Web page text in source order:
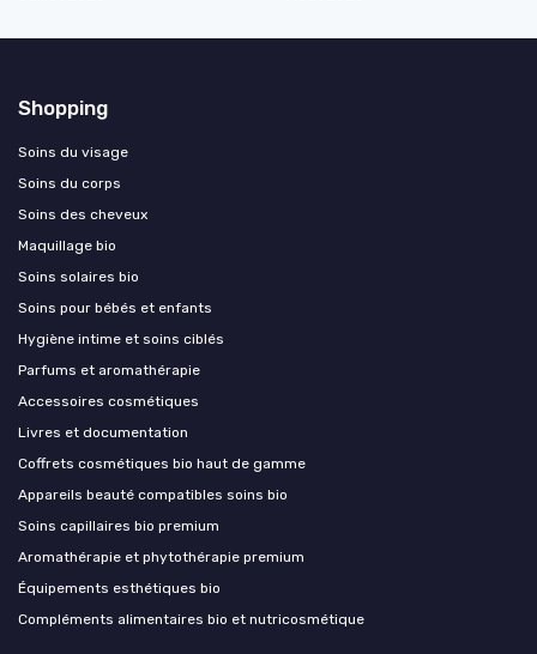
Shopping
Soins du visage
Soins du corps
Soins des cheveux
Maquillage bio
Soins solaires bio
Soins pour bébés et enfants
Hygiène intime et soins ciblés
Parfums et aromathérapie
Accessoires cosmétiques
Livres et documentation
Coffrets cosmétiques bio haut de gamme
Appareils beauté compatibles soins bio
Soins capillaires bio premium
Aromathérapie et phytothérapie premium
Équipements esthétiques bio
Compléments alimentaires bio et nutricosmétique